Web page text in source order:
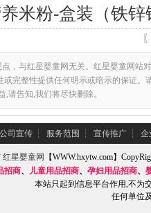
米粉-盒装（铁锌
，与红星婴童网无关。红星婴童网站
完整性提供任何明示或暗示的保证。
请告知,我们将尽快删除。
公司宣传 ┆ 服务范围 ┆ 宣传推广 ┆ 企
红星婴童网
【WWW.hxytw.com】
招商、 儿童用品招商、 孕妇用品招商、
本站只起到信息平台作用,不为
任何单位